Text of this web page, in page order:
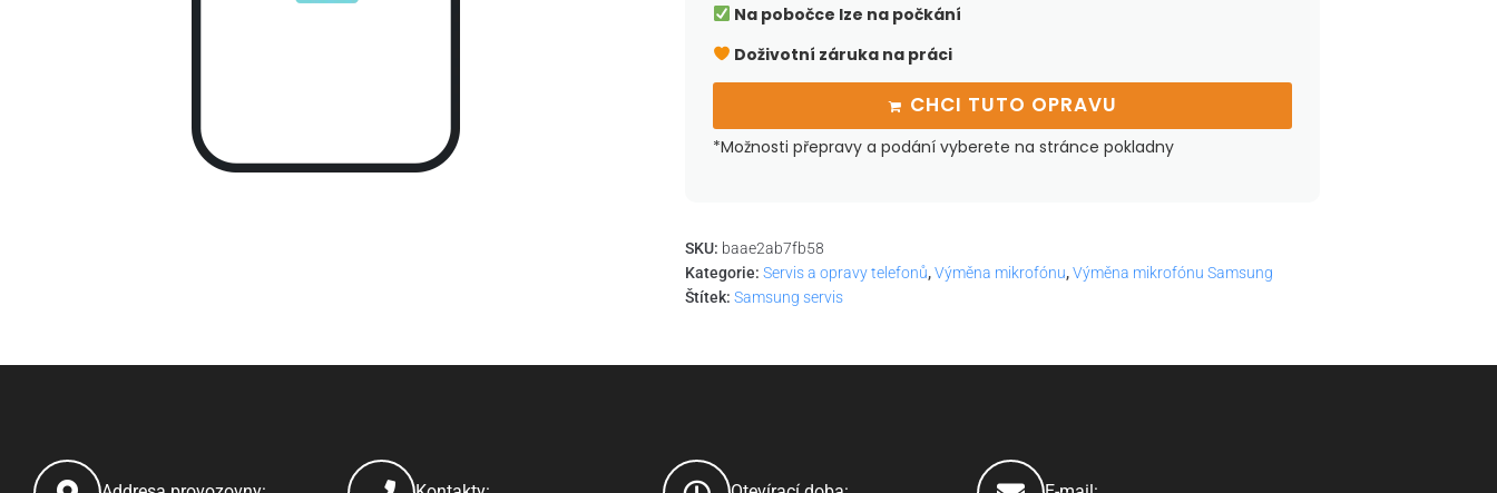
Na pobočce lze na počkání
Doživotní záruka na práci
CHCI TUTO OPRAVU
*Možnosti přepravy a podání vyberete na stránce pokladny
SKU: baae2ab7fb58
Kategorie: Servis a opravy telefonů,Výměna mikrofónu,Výměna mikrofónu Samsung
Štítek: Samsung servis